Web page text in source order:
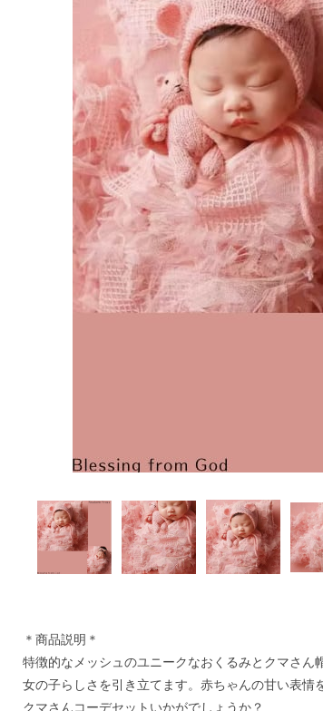
＊商品説明＊
特徴的なメッシュのユニークなおくるみとクマさ
女の子らしさを引き立てます。赤ちゃんの甘い表
クマさんコーデセットいかがでしょうか？